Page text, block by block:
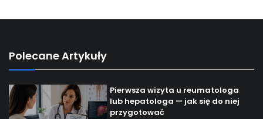
Polecane Artykuły
Pierwsza wizyta u reumatologa
lub hepatologa — jak się do niej
przygotować